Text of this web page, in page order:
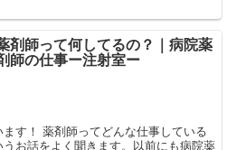
剤師って何してるの？｜病院薬
師の仕事ー注射室ー
す！ 薬剤師ってどんな仕事している
お話をよく聞きます。以前にも病院薬